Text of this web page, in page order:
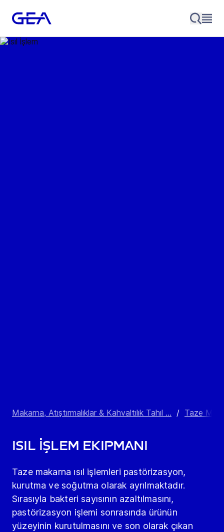
Makarna, Atıştırmalıklar & Kahvaltılık Tahıl ... / Taze
Isıl İşlem Ekipmanı
Taze makarna ısıl işlemleri pastörizasyon,
kurutma ve soğutma olarak ayrılmaktadır.
Sırasıyla bakteri sayısının azaltılmasını,
pastörizasyon işlemi sonrasında ürünün
yüzeyinin kurutulmasını ve son olarak çıkan